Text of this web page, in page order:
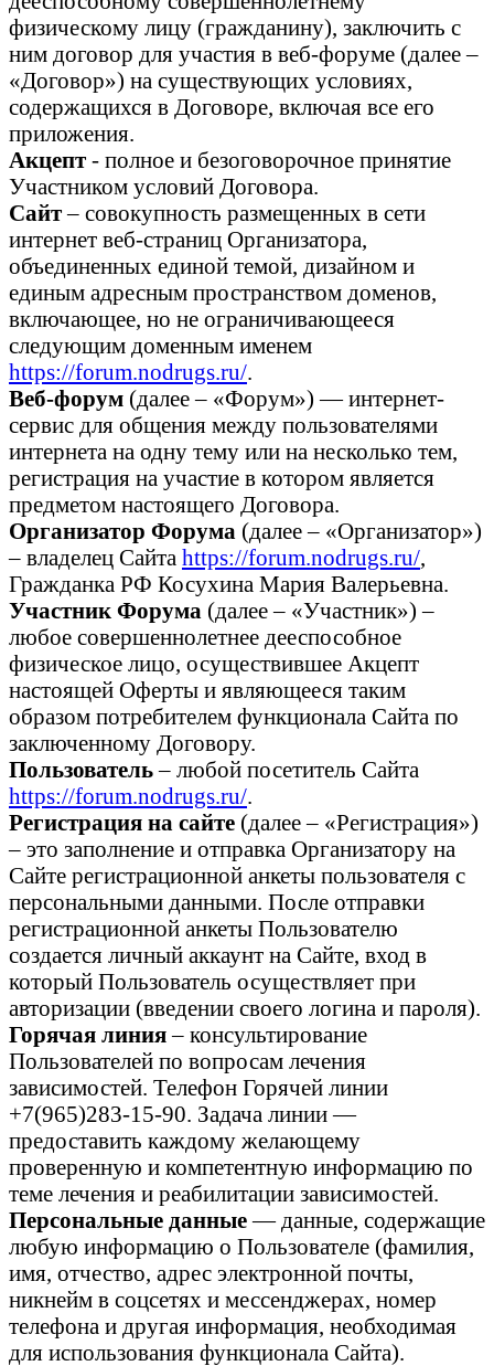
физическому лицу (гражданину), заключить с
ним договор для участия в веб-форуме (далее –
«Договор») на существующих условиях,
содержащихся в Договоре, включая все его
приложения.
Акцепт - полное и безоговорочное принятие
Участником условий Договора.
Сайт– совокупность размещенных в сети
интернет веб-страниц Организатора,
объединенных единой темой, дизайном и
единым адресным пространством доменов,
включающее, но не ограничивающееся
следующим доменным именем
https://forum.nodrugs.ru/
Веб-форум (далее – «Форум») — интернет-
сервис для общения между пользователями
интернета на одну тему или на несколько тем,
регистрация на участие в котором является
предметом настоящего Договора.
Организатор Форума (далее – «Организатор»)
– владелец Сайта https://forum.nodrugs.ru/
Гражданка РФ Косухина Мария Валерьевна.
Участник Форума (далее – «Участник») –
любое совершеннолетнее дееспособное
физическое лицо, осуществившее Акцепт
настоящей Оферты и являющееся таким
образом потребителем функционала Сайта по
заключенному Договору.
Пользователь– любой посетитель Сайта
https://forum.nodrugs.ru/
Регистрация на сайте (далее – «Регистрация»)
– это заполнение и отправка Организатору на
Сайте регистрационной анкеты пользователя с
персональными данными. После отправки
регистрационной анкеты Пользователю
создается личный аккаунт на Сайте, вход в
который Пользователь осуществляет при
авторизации (введении своего логина и пароля).
Горячая линия– консультирование
Пользователей по вопросам лечения
зависимостей. Телефон Горячей линии
+7(965)283-15-90. Задача линии —
предоставить каждому желающему
проверенную и компетентную информацию по
теме лечения и реабилитации зависимостей.
Персональные данные— данные, содержащие
любую информацию о Пользователе (фамилия,
имя, отчество, адрес электронной почты,
никнейм в соцсетях и мессенджерах, номер
телефона и другая информация, необходимая
для использования функционала Сайта).